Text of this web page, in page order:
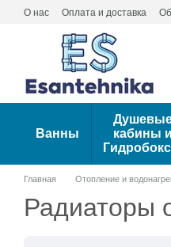
Перейти к основному
О нас Оплата и доставка
Ванны
кабины и
Главная Отопление и
Радиаторы